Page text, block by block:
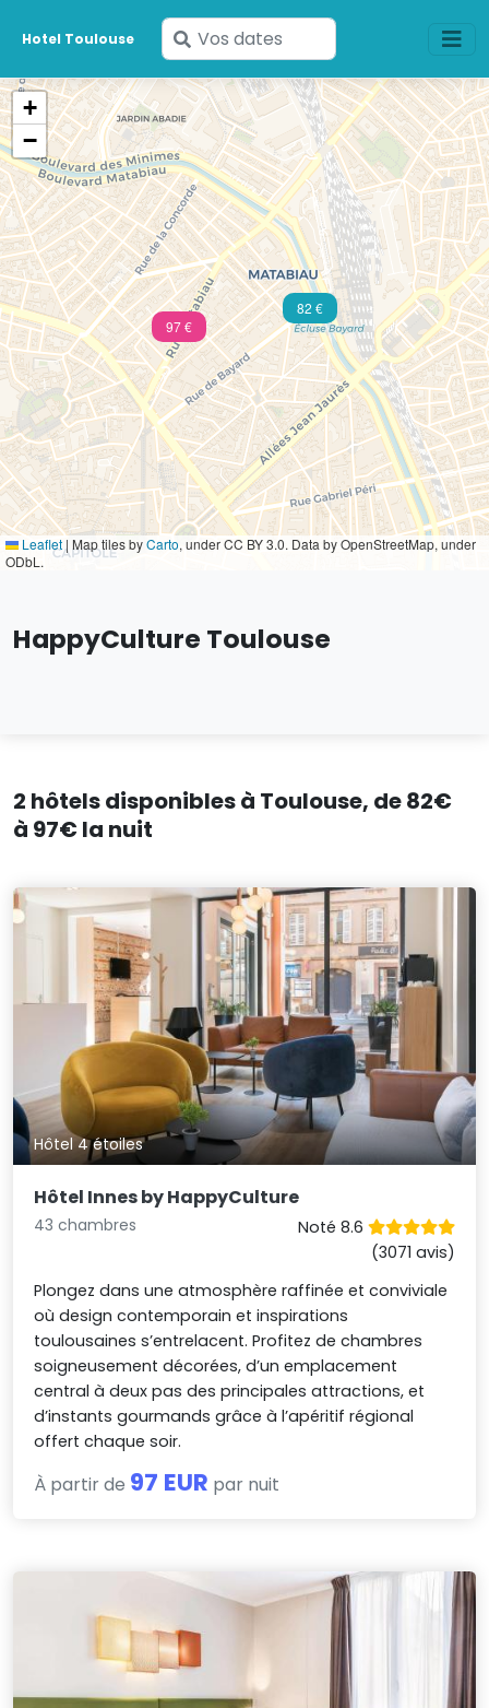
Hotel Toulouse
Saisissez
vos
dates
97 €
82 €
+
−
Leaflet | Map tiles byCarto, under CC BY 3.0. Data by OpenStreetMap, under
ODbL.
HappyCulture Toulouse
2 hôtels disponibles à Toulouse, de 82€
à 97€ la nuit
Hôtel 4 étoiles
Hôtel Innes by HappyCulture
43 chambres
Noté 8.6
(3071 avis)
Plongez dans une atmosphère raffinée et conviviale
où design contemporain et inspirations
toulousaines s’entrelacent. Profitez de chambres
soigneusement décorées, d’un emplacement
central à deux pas des principales attractions, et
d’instants gourmands grâce à l’apéritif régional
offert chaque soir.
À partir de 97 EUR par nuit